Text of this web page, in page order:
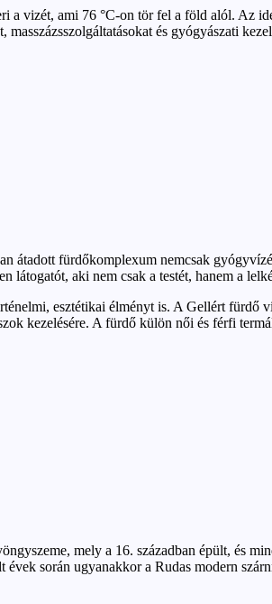
vizét, ami 76 °C-on tör fel a föld alól. Az
és gyógyászati
átadott fürdőkomplexum nemcsak
aki nem csak a testét, hanem a
esztétikai élményt is. A Gellért fürdő
kezelésére. A fürdő külön női és férfi
mely a 16. században épült, és
során ugyanakkor a Rudas modern